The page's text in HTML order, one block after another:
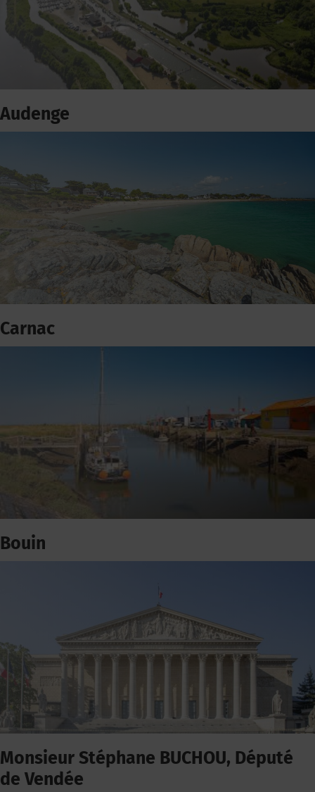
Audenge
Carnac
Bouin
Monsieur Stéphane BUCHOU, Député
de Vendée